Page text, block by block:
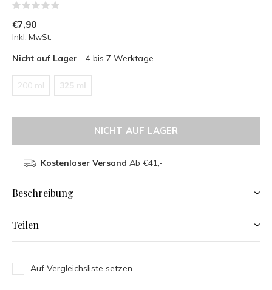
€7,90
Inkl. MwSt.
Nicht auf Lager - 4 bis 7 Werktage
200 ml 325 ml
NICHT AUF LAGER
Kostenloser Versand Ab €41,-
Beschreibung
Teilen
Auf Vergleichsliste setzen